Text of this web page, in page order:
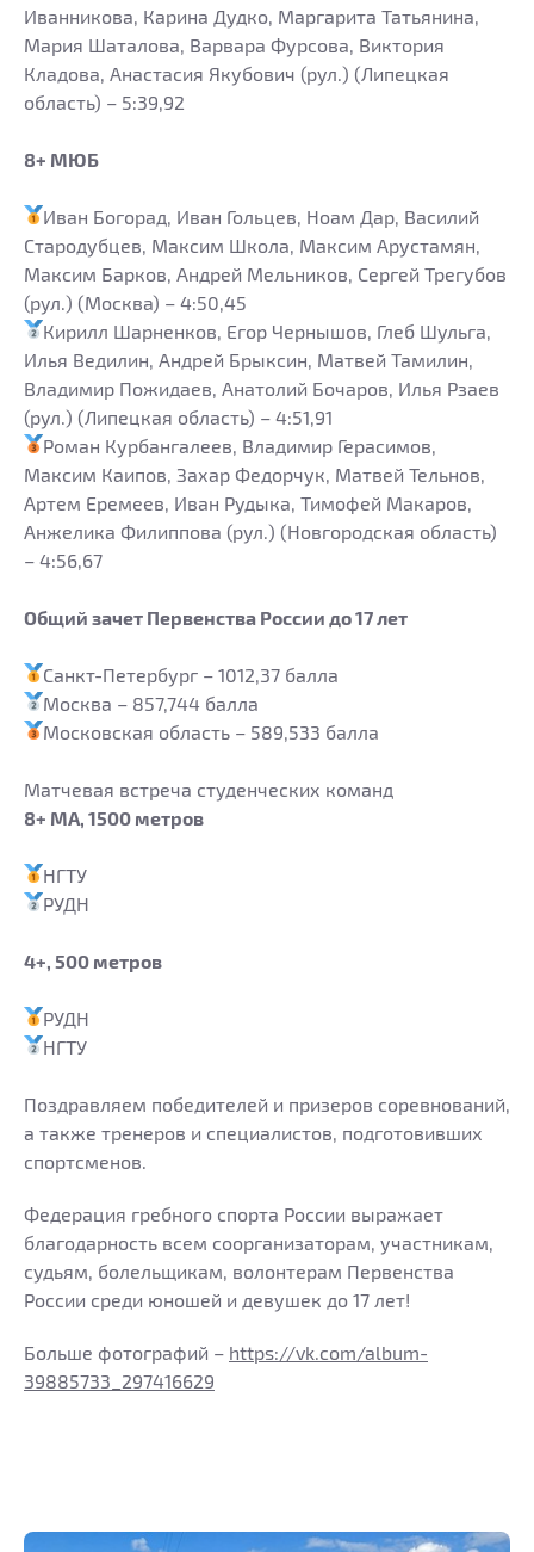
Иванникова, Карина Дудко, Маргарита Татьянина,
Мария Шаталова, Варвара Фурсова, Виктория
Кладова, Анастасия Якубович (рул.) (Липецкая
область) – 5:39,92
8+ МЮБ
Иван Богорад, Иван Гольцев, Ноам Дар, Василий
Стародубцев, Максим Школа, Максим Арустамян,
Максим Барков, Андрей Мельников, Сергей Трегубов
(рул.) (Москва) – 4:50,45
Кирилл Шарненков, Егор Чернышов, Глеб Шульга,
Илья Ведилин, Андрей Брыксин, Матвей Тамилин,
Владимир Пожидаев, Анатолий Бочаров, Илья Рзаев
(рул.) (Липецкая область) – 4:51,91
Роман Курбангалеев, Владимир Герасимов,
Максим Каипов, Захар Федорчук, Матвей Тельнов,
Артем Еремеев, Иван Рудыка, Тимофей Макаров,
Анжелика Филиппова (рул.) (Новгородская область)
– 4:56,67
Общий зачет Первенства России до 17 лет
Санкт-Петербург – 1012,37 балла
Москва – 857,744 балла
Московская область – 589,533 балла
Матчевая встреча студенческих команд
8+ МА, 1500 метров
НГТУ
РУДН
4+, 500 метров
РУДН
НГТУ
Поздравляем победителей и призеров соревнований,
а также тренеров и специалистов, подготовивших
спортсменов.
Федерация гребного спорта России выражает
благодарность всем cоорганизаторам, участникам,
судьям, болельщикам, волонтерам Первенства
России среди юношей и девушек до 17 лет!
Больше фотографий – https://vk.com/album-
39885733_297416629